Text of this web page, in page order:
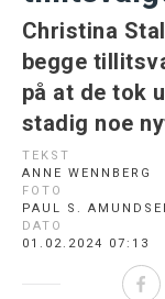
Christina
begge
på at de tok
stadig noe
TEKST
ANNE WENNBERG
FOTO
PAUL S.
DATO
01.02.2024 07:13